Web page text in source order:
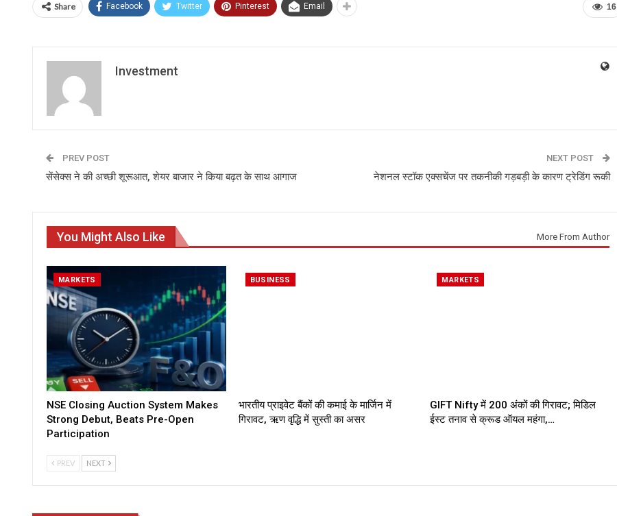
16
Share Facebook Twitter Pinterest Email
Investment
PREV POST
सेंसेक्‍स ने की अच्‍छी शूरूआत, शेयर बाजार ने किया बढ़त के साथ आगाज
NEXT POST
नेशनल स्टॉक एक्सचेंज पर तकनीकी गड़बड़ी के कारण ट्रेडिंग रूकी
You Might Also Like More From Author
MARKETS
NSE Closing Auction System Makes
Strong Debut, Beats Pre-Open
Participation
BUSINESS
भारतीय प्राइवेट बैंकों की कमाई के मार्जिन में
गिरावट, ऋण वृद्धि में सुस्ती का असर
MARKETS
GIFT Nifty में 200 अंकों की गिरावट; मिडिल
ईस्ट तनाव से क्रूड ऑयल महंगा,…
PREV NEXT